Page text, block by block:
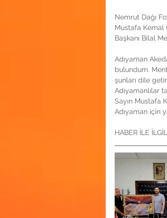
Nemrut Dağı
Mustafa Kemal
Başkanı Bilal
Adıyaman
bulundum.
şunları dile
Adıyamanlılar
Sayın Mustafa
Adıyaman için
HABER İLE